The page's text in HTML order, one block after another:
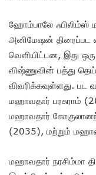
ஹோம்பாலே ஃபிலிம்ஸ்
அனிமேஷன் திரைப்பட
வெளியிட்டன, இது ஒரு
விஷ்ணுவின் பத்து
விவரிக்கவுள்ளது.
மஹாவதார் பரசுராம்
மஹாவதார்
(2035), மற்றும்
மஹாவதார் நரசிம்மா